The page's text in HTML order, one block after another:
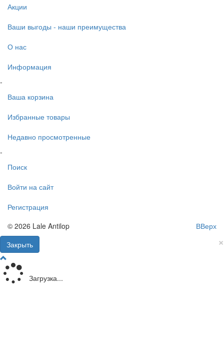
Акции
Ваши выгоды - наши преимущества
О нас
Информация
-
Ваша корзина
Избранные товары
Недавно просмотренные
-
Поиск
Войти на сайт
Регистрация
ВВерх
© 2026 Lale Antilop
×
Закрыть
Загрузка...